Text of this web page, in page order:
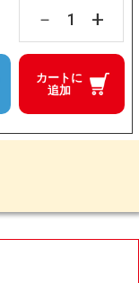
－ +
カートに
追加